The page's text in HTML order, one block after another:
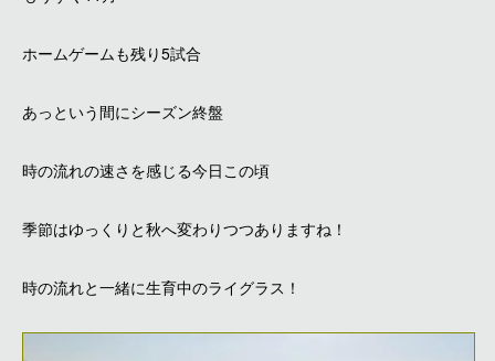
ホームゲームも残り5試合
あっという間にシーズン終盤
時の流れの速さを感じる今日この頃
季節はゆっくりと秋へ変わりつつありますね！
時の流れと一緒に生育中のライグラス！